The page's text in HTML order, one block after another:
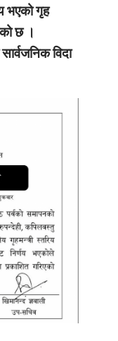
भएको गृह
छ ।
विदा